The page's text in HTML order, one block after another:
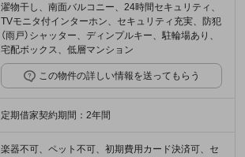
濯物干し、南面バルコニー、24時間セキュリティ、
TVモニタ付インターホン、セキュリティ充実、防犯
（雨戸）シャッター、ディンプルキー、駐輪場あり、
宅配ボックス、低層マンション
この物件の詳しい情報を送ってもらう
定期借家契約期間：2年間
楽器不可、ペット不可、初期費用カード決済可、セ